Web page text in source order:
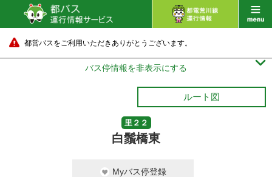
都営バスをご利用いただきありがとうございます。
バス停情報を非表示にする 
ルート図
里２２
白鬚橋東
Myバス停登録